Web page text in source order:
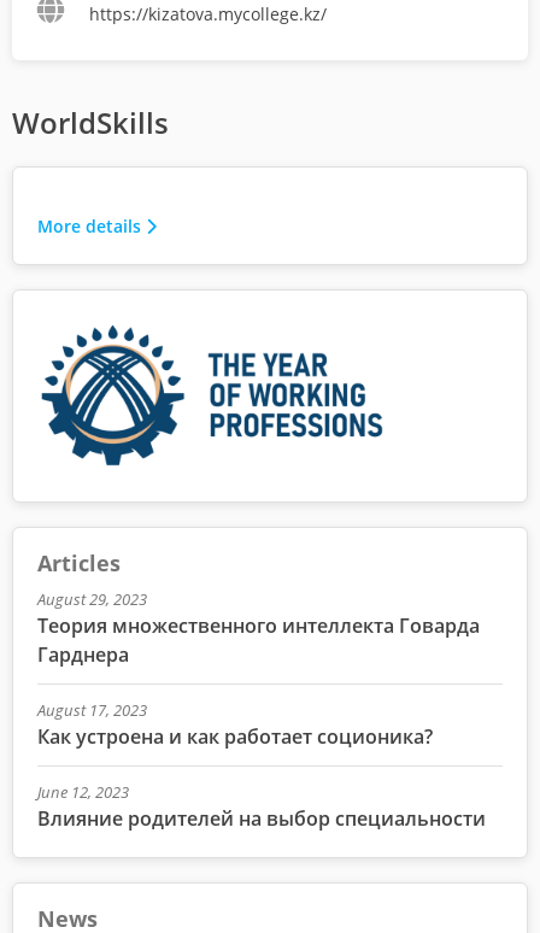
https://kizatova.mycollege.kz/
WorldSkills
More details
Articles
August 29, 2023
Теория множественного интеллекта Говарда
Гарднера
August 17, 2023
Как устроена и как работает соционика?
June 12, 2023
Влияние родителей на выбор специальности
News